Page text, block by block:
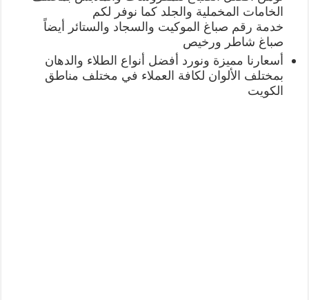
الخامات المخملية والجلد كما نوفر لكم
خدمة رقم صباغ الموكيت والسجاد والستائر أيضاً
صباغ شاطر ورخيص
أسعارنا مميزة ونورد أفضل أنواع الطلاء والدهان
بمختلف الألوان لكافة العملاء في مختلف مناطق
الكويت